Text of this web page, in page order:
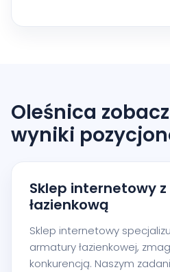
Oleśnica
wyniki
Sklep internetowy
łazienkową
Sklep internetowy
armatury łazienkowej,
konkurencją. Naszym